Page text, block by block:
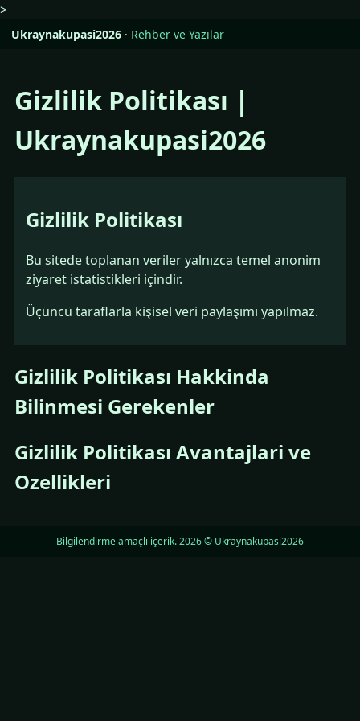
>
Ukraynakupasi2026 · Rehber ve Yazılar
Gizlilik Politikası |
Ukraynakupasi2026
Gizlilik Politikası
Bu sitede toplanan veriler yalnızca temel anonim
ziyaret istatistikleri içindir.
Üçüncü taraflarla kişisel veri paylaşımı yapılmaz.
Gizlilik Politikası Hakkinda
Bilinmesi Gerekenler
Gizlilik Politikası Avantajlari ve
Ozellikleri
Bilgilendirme amaçlı içerik. 2026 © Ukraynakupasi2026